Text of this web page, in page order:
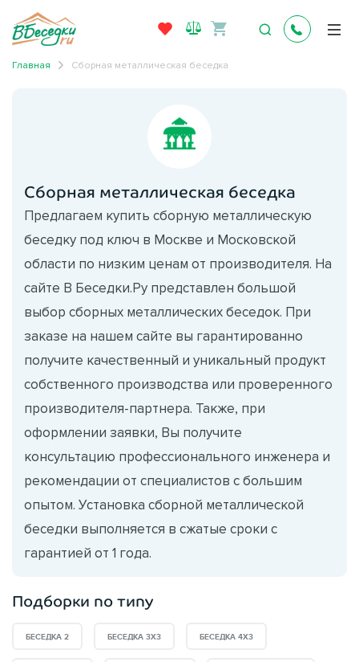
Главная Сборная металлическая беседка
Сборная металлическая беседка
Предлагаем купить сборную металлическую
беседку под ключ в Москве и Московской
области по низким ценам от производителя. На
сайте В Беседки.Ру представлен большой
выбор сборных металлических беседок. При
заказе на нашем сайте вы гарантированно
получите качественный и уникальный продукт
собственного производства или проверенного
производителя-партнера. Также, при
оформлении заявки, Вы получите
консультацию профессионального инженера и
рекомендации от специалистов с большим
опытом. Установка сборной металлической
беседки выполняется в сжатые сроки с
гарантией от 1 года.
Подборки по типу
БЕСЕДКА 2 БЕСЕДКА 3Х3 БЕСЕДКА 4X3